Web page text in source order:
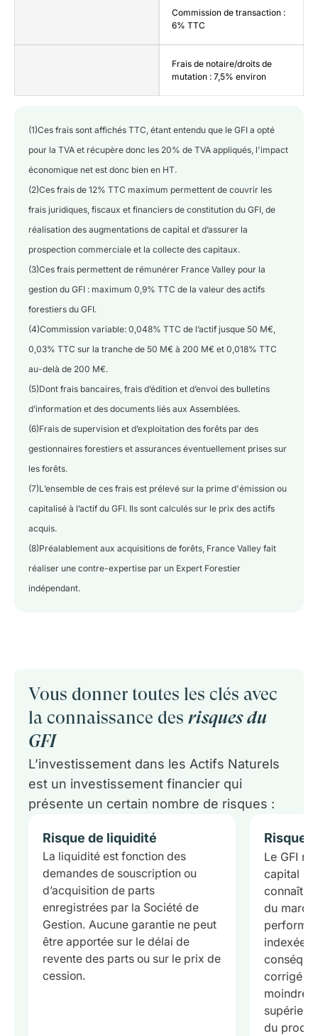
Commission de transaction :
6% TTC
Frais de notaire/droits de
mutation : 7,5% environ
(1)Ces frais sont affichés TTC, étant entendu que le GFI a opté
pour la TVA et récupère donc les 20% de TVA appliqués, l'impact
économique net est donc bien en HT.
(2)Ces frais de 12% TTC maximum permettent de couvrir les
frais juridiques, fiscaux et financiers de constitution du GFI, de
réalisation des augmentations de capital et d’assurer la
prospection commerciale et la collecte des capitaux.
(3)Ces frais permettent de rémunérer France Valley pour la
gestion du GFI : maximum 0,9% TTC de la valeur des actifs
forestiers du GFI.
(4)Commission variable: 0,048% TTC de l’actif jusque 50 M€,
0,03% TTC sur la tranche de 50 M€ à 200 M€ et 0,018% TTC
au-delà de 200 M€.
(5)Dont frais bancaires, frais d’édition et d’envoi des bulletins
d’information et des documents liés aux Assemblées.
(6)Frais de supervision et d’exploitation des forêts par des
gestionnaires forestiers et assurances éventuellement prises sur
les forêts.
(7)L’ensemble de ces frais est prélevé sur la prime d'émission ou
capitalisé à l’actif du GFI. Ils sont calculés sur le prix des actifs
acquis.
(8)Préalablement aux acquisitions de forêts, France Valley fait
réaliser une contre-expertise par un Expert Forestier
indépendant.
Vous donner toutes les clés avec
la connaissance des risques du
GFI
L’investissement dans les Actifs Naturels
est un investissement financier qui
présente un certain nombre de risques :
Risque de liquidité
La liquidité est fonction des
demandes de souscription ou
d’acquisition de parts
enregistrées par la Société de
Gestion. Aucune garantie ne peut
être apportée sur le délai de
revente des parts ou sur le prix de
cession.
Risque
Le GFI
capital ;
connaîtra
du
indexée
corrigé
moindre
du